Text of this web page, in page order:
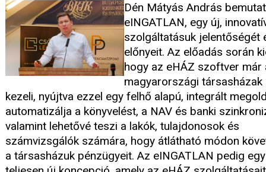
Dén Mátyás András
eINGATLAN, egy új,
szolgáltatásuk jelentőségét
előnyeit. Az előadás során
hogy az eHÁZ szoftver már
magyarországi társasházak
kezeli, nyújtva ezzel egy felhő alapú, integrált
automatizálja a könyvelést, a NAV és banki
valamint lehetővé teszi a lakók, tulajdonosok és
számvizsgálók számára, hogy átlátható módon
a társasházuk pénzügyeit. Az eINGATLAN pedig egy